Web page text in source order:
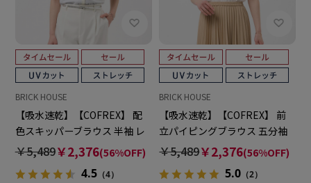
BRICK HOUSE
【吸水速乾】【COFREX】 配
色スキッパーブラウス 半袖 レ
ディースデザインシャツ
￥5,489￥2,376(56%OFF)
4.5（4）
BRICK HOUSE
【吸水速乾】【COFREX】 前
立パイピングブラウス 五分袖
レディースデザインシャツ
￥5,489￥2,376(56%OFF)
5.0 （2）